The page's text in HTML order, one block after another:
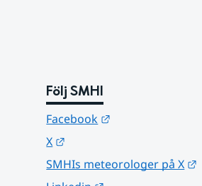
Följ SMHI
Facebook
X
SMHIs meteorologer på X